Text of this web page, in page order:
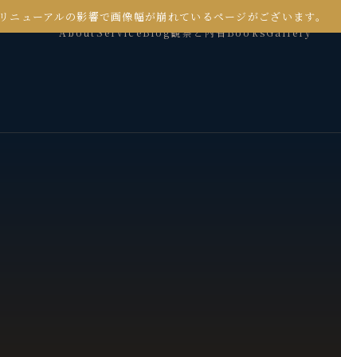
リニューアルの影響で画像幅が崩れているページがございます。
AboutServiceBlog観察と内省BooksGallery